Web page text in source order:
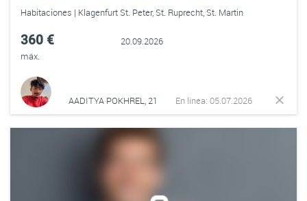
Habitaciones | Klagenfurt St. Peter, St. Ruprecht, St. Martin
360 €
máx.
20.09.2026
AADITYA POKHREL, 21 En línea: 05.07.2026